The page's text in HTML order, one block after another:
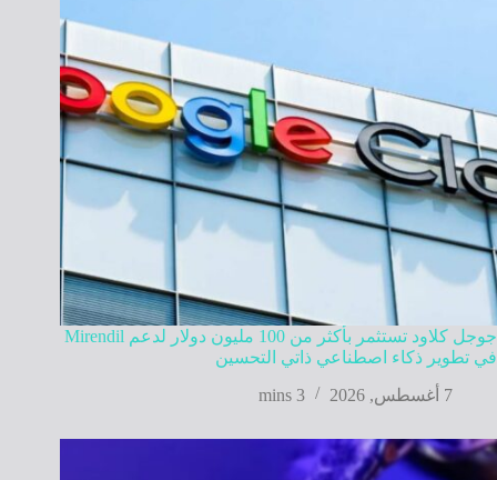
جوجل كلاود تستثمر بأكثر من 100 مليون دولار لدعم Mirendil
في تطوير ذكاء اصطناعي ذاتي التحسين
7 أغسطس, 2026
3 mins